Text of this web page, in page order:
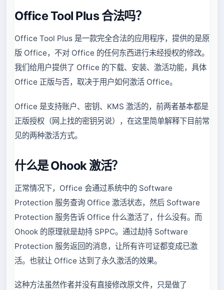
Office Tool Plus 合法吗？
Office Tool Plus 是一款完全合法的应用程序，提供的是原
版 Office，不对 Office 的任何东西进行未经授权的修改。
我们给用户提供了 Office 的下载、安装、激活功能，具体
Office 正版与否，取决于用户如何激活 Office。
Office 是支持账户、密钥、KMS 激活的，前两者基本都是
正版授权（网上找的密钥另说），在这里简单解释下目前常
见的两种激活方式。
什么是 Ohook 激活？
正常情况下，Office 会通过系统中的 Software
Protection 服务查询 Office 激活状态，然后 Software
Protection 服务告诉 Office 什么激活了，什么没有。而
Ohook 的原理就是劫持 SPPC。通过劫持 Software
Protection 服务返回的消息，让所有许可证都变成已激
活。也就让 Office 达到了永久激活的效果。
这种方法虽然作者并没有直接修改原文件，只是做了